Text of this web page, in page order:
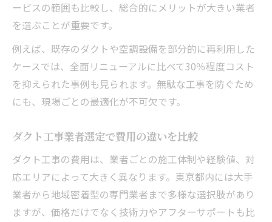
ービスの範囲も比較し、総合的にメリットが大きい業者
を選ぶことが重要です。
例えば、既存のダクトや空調設備を部分的に再利用した
ケースでは、全面リニューアルに比べて30％程度コスト
を抑えられた事例も見られます。無駄な工事を防ぐため
にも、現場ごとの最適化が不可欠です。
ダクト工事業者選定で費用の違いを比較
ダクト工事の費用は、業者ごとの施工体制や経験値、対
応エリアによって大きく異なります。東京都内には大手
業者から地域密着型の専門業者まで多様な選択肢があり
ますが、価格だけでなく技術力やアフターサポートも比